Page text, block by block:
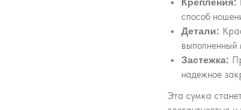
способ
Детали:
выполненный
Застежка:
надежное
Эта сумка